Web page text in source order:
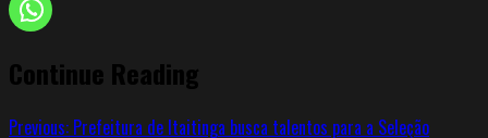
Continue Reading
Previous: Prefeitura de Itaitinga busca talentos para a Seleção